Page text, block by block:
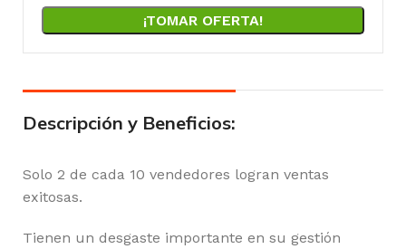
¡TOMAR OFERTA!
Descripción y Beneficios:
Solo 2 de cada 10 vendedores logran ventas
exitosas.
Tienen un desgaste importante en su gestión